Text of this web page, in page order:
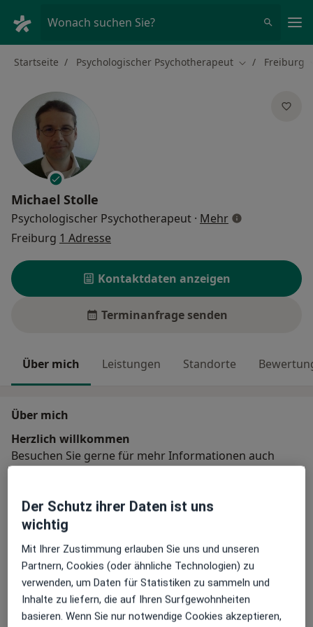
Wonach suchen Sie?
Startseite Psychologischer Psychotherapeut Stadt ändern
Freiburg
Michael Stolle
Psychologischer Psychotherapeut · Mehrüber
Freiburg 1 Adresse
Kontaktdaten anzeigen
Terminanfrage senden
Über mich Leistungen Standorte
Über mich
Herzlich willkommen
Besuchen Sie gerne für mehr Informationen auch
Freie Therapieplätze für Versicherte bei
grundsätzlich möglich. Sie können mich gerne unter
der 0157 3048 6771 anrufen oder eine E-Mail an
stolle.psychotherapie@mail.de schreiben.
Meine Kapazitäten für Psychotherapien, die über die
Warum zu mir?
Wann ist eine Therapie sinnvoll?
Der Schutz ihrer Daten ist uns
wichtig
Mit Ihrer Zustimmung erlauben Sie uns und unseren
Partnern, Cookies (oder ähnliche Technologien) zu
verwenden, um Daten für Statistiken zu sammeln und
Inhalte zu liefern, die auf Ihren Surfgewohnheiten
basieren. Wenn Sie nur notwendige Cookies akzeptieren,